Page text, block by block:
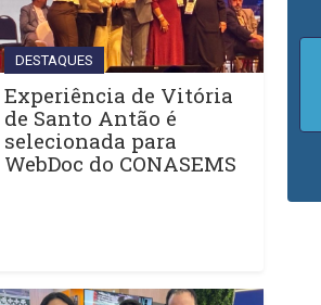
DESTAQUES
Experiência de Vitória
de Santo Antão é
selecionada para
WebDoc do CONASEMS